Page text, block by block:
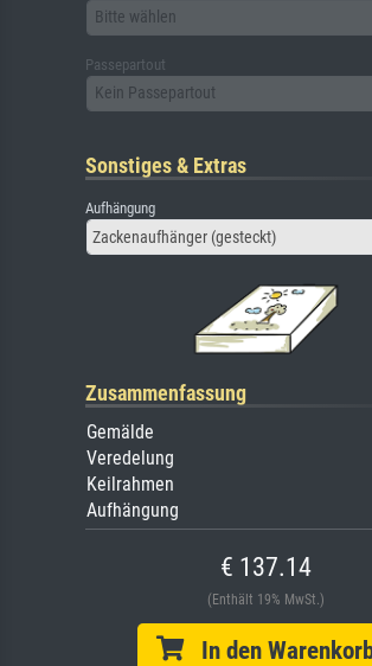
Bitte wählen
Passepartout
Kein Passepartout
Sonstiges & Extras
Aufhängung
Zackenaufhänger (gesteckt)
Zusammenfassung
Gemälde
Veredelung
Keilrahmen
Aufhängung
€ 137.14
(Enthält 19% MwSt.)
In den